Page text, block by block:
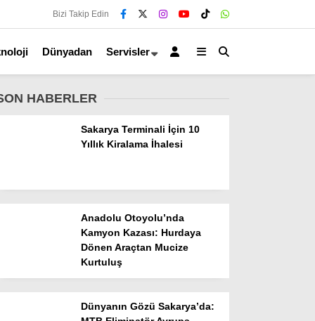
Bizi Takip Edin
Dünyadan Servisler
HABERLER
Sakarya Terminali İçin 10
Yıllık Kiralama İhalesi
Anadolu Otoyolu’nda
Kamyon Kazası: Hurdaya
Dönen Araçtan Mucize
Kurtuluş
Dünyanın Gözü Sakarya’da: